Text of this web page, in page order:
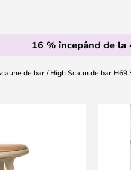
16 % începând de la
de bar High Scaun de bar